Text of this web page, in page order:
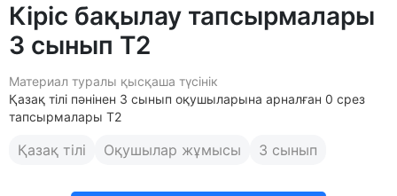
Кіріс бақылау тапсырмалары
3 сынып Т2
Материал туралы қысқаша түсінік
Қазақ тілі пәнінен 3 сынып оқушыларына арналған 0 срез
тапсырмалары Т2
Қазақ тілі Оқушылар жұмысы 3 сынып